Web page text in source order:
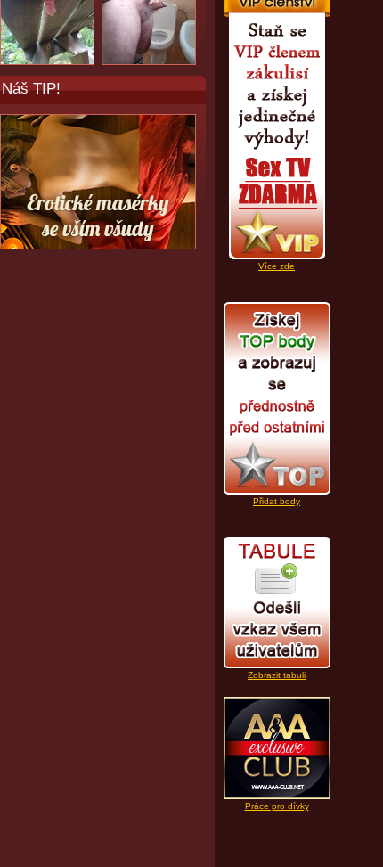
Více zde
Přidat body
Zobrazit tabuli
Práce pro dívky
Náš TIP!